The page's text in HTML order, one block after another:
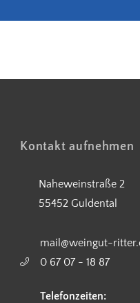
Kontakt aufnehmen
Naheweinstraße 2
55452 Guldental
mail@weingut-
0 67 07 - 18 87
Telefonzeiten: